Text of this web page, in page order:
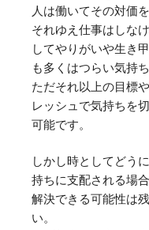
人は働いてその対価
それゆえ仕事はしな
してやりがいや生き
も多くはつらい気持
ただそれ以上の目標
レッシュで気持ちを
可能です。
しかし時としてどう
持ちに支配される場
解決できる可能性は
い。